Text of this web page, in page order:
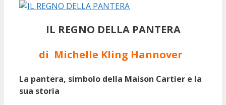
IL REGNO DELLA PANTERA
di Michelle Kling Hannover
La pantera, simbolo della Maison Cartier e la
sua storia